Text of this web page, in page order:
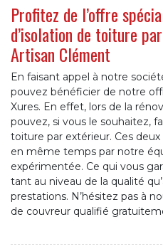
Profitez de l’offre
d’isolation de toiture
Artisan Clément
En faisant appel à notre
pouvez bénéficier de notre
Xures. En effet, lors de la
pouvez, si vous le souhaitez,
toiture par extérieur. Ces
en même temps par notre
expérimentée. Ce qui vous
tant au niveau de la qualité
prestations. N’hésitez pas à
de couvreur qualifié